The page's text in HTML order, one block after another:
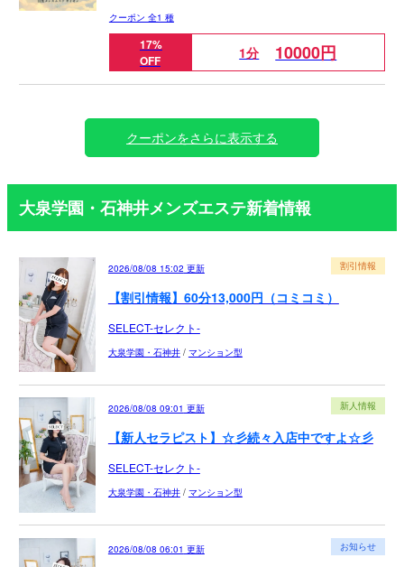
クーポン 全1 種
17%
OFF
1分 10000円
クーポンをさらに表示する
大泉学園・石神井メンズエステ新着情報
割引情報
2026/08/08 15:02 更新
【割引情報】60分13,000円（コミコミ）
SELECT-セレクト-
大泉学園・石神井/ マンション型
新人情報
2026/08/08 09:01 更新
【新人セラピスト】☆彡続々入店中ですよ☆彡
SELECT-セレクト-
大泉学園・石神井/ マンション型
お知らせ
2026/08/08 06:01 更新